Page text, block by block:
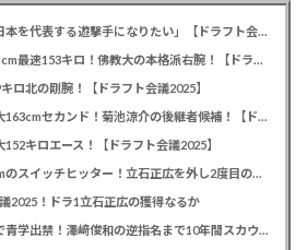
カープドラ6西川篤夢！「日本を代表する遊撃手になりたい」【ドラフト会議2025】
カープドラ5赤木晴哉！191cm最速153キロ！佛教大の本格派右腕！【ドラフト会議2025】
ロ北の剛腕！【ドラフト会議2025】
カープドラ3勝田成！近畿大163cmセカンド！菊池涼介の後継者候補！【ドラフト会議2025】
キロエース！【ドラフト会議2025】
カープドラ1平川蓮！187cmのスイッチヒッター！立石正広を外し2度目の重複も新井監督がクジを引き当てる！【ドラフト会議2025】
2025！ドラ1立石正広の獲得なるか
緒方孝市カープドラ3指名で青学出禁！澤﨑俊和の逆指名まで10年間スカウト出禁